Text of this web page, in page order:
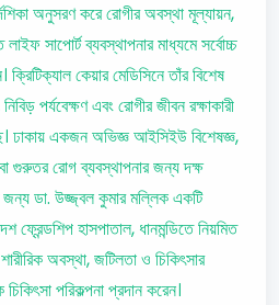
অনুসরণ করে রোগীর অবস্থা মূল্যায়ন,
সাপোর্ট ব্যবস্থাপনার মাধ্যমে সর্বোচ্চ
ক্রিটিক্যাল কেয়ার মেডিসিনে তাঁর বিশেষ
পর্যবেক্ষণ এবং রোগীর জীবন রক্ষাকারী
ঢাকায় একজন অভিজ্ঞ আইসিইউ বিশেষজ্ঞ,
গুরুতর রোগ ব্যবস্থাপনার জন্য দক্ষ
ডা. উজ্জ্বল কুমার মল্লিক একটি
ফ্রেন্ডশিপ হাসপাতাল, ধানমন্ডিতে নিয়মিত
অবস্থা, জটিলতা ও চিকিৎসার
পরিকল্পনা প্রদান করেন।